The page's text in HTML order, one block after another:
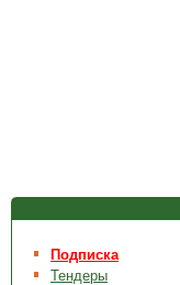
Подписка
Тендеры